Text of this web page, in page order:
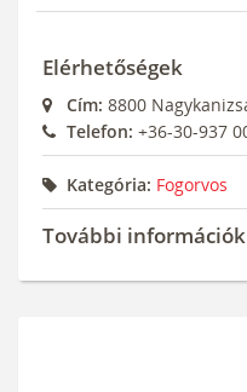
Elérhetőségek
Cím: 8800
Telefon: +36-30-937
Kategória: Fogorvos
További információk